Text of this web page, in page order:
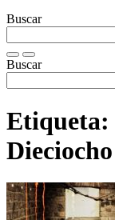
Buscar
Buscar
Etiqueta:
Dieciocho